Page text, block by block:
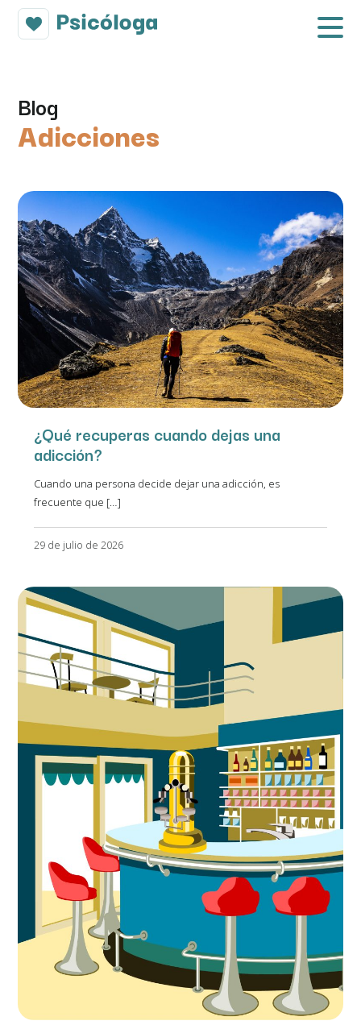
Blog
Adicciones
¿Qué recuperas cuando dejas una
adicción?
Cuando una persona decide dejar una adicción, es
frecuente que […]
29 de julio de 2026